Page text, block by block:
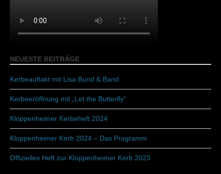
NEUESTE BEITRÄGE
Kerbeauftakt mit Lisa Bund & Band
Kerbeeröffnung mit „Let the Butterfly“
Kloppenheimer Kerbeheft 2024
Kloppenheimer Kerb 2024 – Das Programm
Offizielles Heft zur Kloppenheimer Kerb 2023